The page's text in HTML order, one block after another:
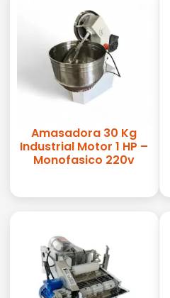
Amasadora 30 Kg
Industrial Motor 1 HP –
Monofasico 220v